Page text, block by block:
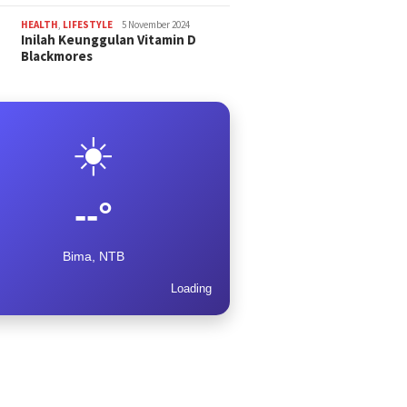
HEALTH, LIFESTYLE 5 November 2024
Inilah Keunggulan Vitamin D
Blackmores
☀️
--°
Bima, NTB
Loading